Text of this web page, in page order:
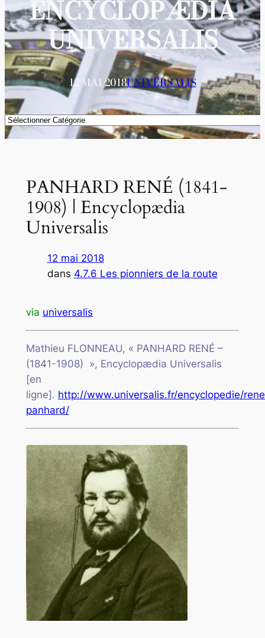
ENCYCLOPÆDIA
UNIVERSALIS
12 MAI 2018UNIVERSALIS
Catégories
PANHARD RENÉ (1841-
1908) | Encyclopædia
Universalis
12 mai 2018
dans 4.7.6 Les pionniers de la route
via universalis
Mathieu FLONNEAU, « PANHARD RENÉ –
(1841-1908) », Encyclopædia Universalis
[en
ligne] . http://www.universalis.fr/encyclopedie/
panhard/